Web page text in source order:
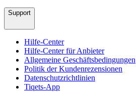
Support
Hilfe-Center
Hilfe-Center für Anbieter
Allgemeine Geschäftsbedingungen
Politik der Kundenrezensionen
Datenschutzrichtlinien
Tiqets-App